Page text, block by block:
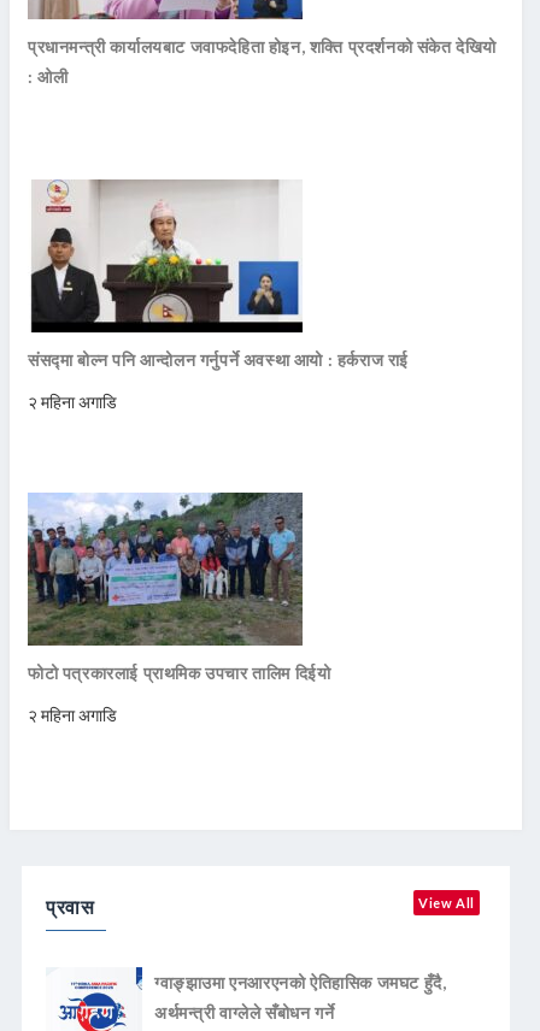
प्रधानमन्त्री कार्यालयबाट जवाफदेहिता होइन, शक्ति प्रदर्शनको संकेत देखियो
: ओली
संसद्मा बोल्न पनि आन्दोलन गर्नुपर्ने अवस्था आयो : हर्कराज राई
२ महिना अगाडि
फोटो पत्रकारलाई प्राथमिक उपचार तालिम दिईयो
२ महिना अगाडि
प्रवास View All
ग्वाङ्झाउमा एनआरएनको ऐतिहासिक जमघट हुँदै,
अर्थमन्त्री वाग्लेले सँबोधन गर्ने